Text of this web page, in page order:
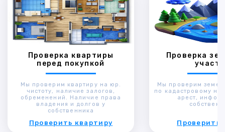
Проверка квартиры
перед покупкой
Мы проверим квартиру на юр.
чистоту, наличие залогов,
обременений. Наличие права
владения и долгов у
собственника
Проверить квартиру
Проверка
Мы проверим
по кадастровому
арест,
Проверить